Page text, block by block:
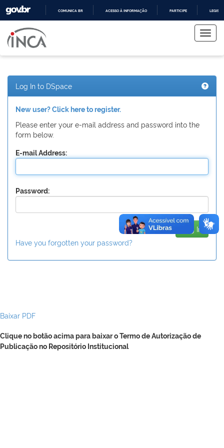
COMUNICA BR ACESSO À INFORMAÇÃO PARTICIPE
navigation
Log In to DSpace
New user? Click here to register.
Please enter your e-mail address and password into the
form below.
E-mail Address:
Password:
Have you forgotten your password?
Baixar PDF
Clique no botão acima para baixar o Termo de Autorização de
Publicação no Repositório Institucional